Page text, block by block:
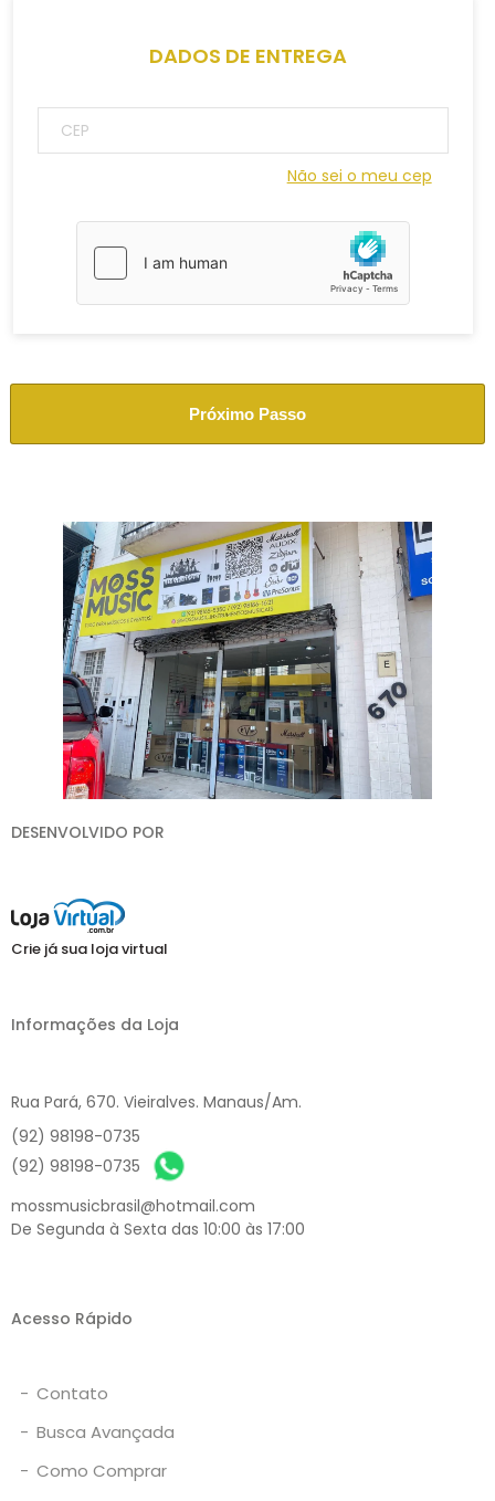
DADOS DE ENTREGA
Não sei o meu cep
DESENVOLVIDO POR
Crie já sua loja virtual
Informações da Loja
Rua Pará, 670. Vieiralves. Manaus/Am.
(92) 98198-0735
(92) 98198-0735
mossmusicbrasil@hotmail.com
De Segunda à Sexta das 10:00 às 17:00
Acesso Rápido
- Contato
- Busca Avançada
- Como Comprar